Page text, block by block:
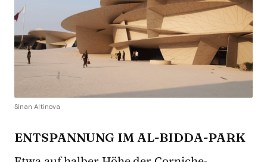
Sinan Altinova
ENTSPANNUNG IM AL-BIDDA-PARK